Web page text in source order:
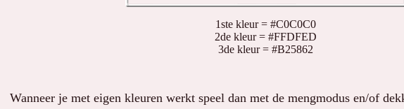
1ste kleur = #C0C0C0
2de kleur = #FFDFED
3de kleur = #B25862
Wanneer je met eigen kleuren werkt speel dan met de mengmodus en/of